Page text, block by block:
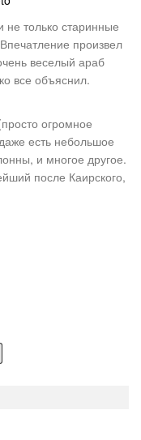
не только старинные
произвел
веселый араб
все объяснил.
огромное
есть небольшое
и многое другое.
после Каирского,